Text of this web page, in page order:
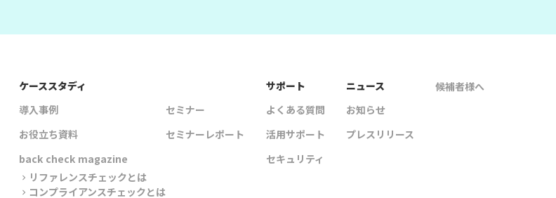
ケーススタディ
導入事例
お役立ち資料
back check magazine
chevron_right リファレンスチェックとは
chevron_right コンプライアンスチェックとは
セミナー
セミナーレポート
サポート
よくある質問
活用サポート
セキュリティ
ニュース
お知らせ
プレスリリース
候補者様へ